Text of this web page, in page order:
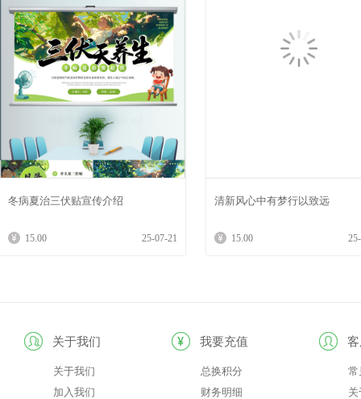
冬病夏治三伏贴宣传介绍
15.00 25-07-21
清新风心中有梦行以致远
15.00
关于我们
关于我们
加入我们
我要充值
总换积分
财务明细
常